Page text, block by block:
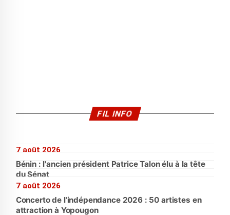
FIL INFO
7 août 2026
Bénin : l'ancien président Patrice Talon élu à la tête
du Sénat
7 août 2026
Concerto de l’indépendance 2026 : 50 artistes en
attraction à Yopougon